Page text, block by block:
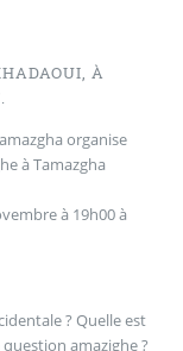
À
organise
à Tamazgha
à 19h00 à
? Quelle est
amazighe ?